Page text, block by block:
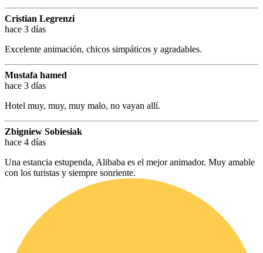
Cristian Legrenzi
hace 3 días
Excelente animación, chicos simpáticos y agradables.
Mustafa hamed
hace 3 días
Hotel muy, muy, muy malo, no vayan allí.
Zbigniew Sobiesiak
hace 4 días
Una estancia estupenda, Alibaba es el mejor animador. Muy amable
con los turistas y siempre sonriente.